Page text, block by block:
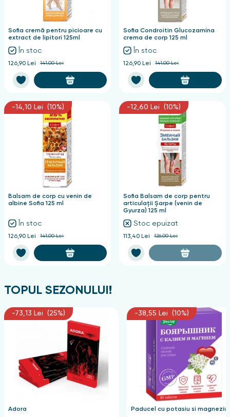
Sofia cremă pentru picioare cu
extract de lipitori 125ml
În stoc
126,90 Lei 141,00 Lei
Sofia Condroitin Glucozamina
crema de corp 125 ml
În stoc
126,90 Lei 141,00 Lei
-14,10 Lei (10%)
Balsam de corp cu venin de
albine Sofia 125 ml
În stoc
126,90 Lei 141,00 Lei
-12,60 Lei (10%)
Sofia Balsam de corp pentru
articulații Șarpe (venin de
Gyurza) 125 ml
Stoc epuizat
113,40 Lei 126,00 Lei
TOPUL SEZONULUI!
-73,13 Lei (25%)
Adora
-38,55 Lei (10%)
Paducel cu potasiu si magneziu